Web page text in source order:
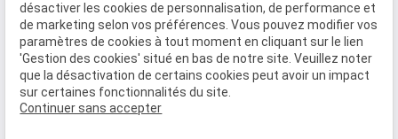
10, chemin de Cassel
59470 BOLLEZEELE
Horaires
09:00 - 17:00
Lundi - Samedi
désactiver les cookies de personnalisation, de performance et
de marketing selon vos préférences. Vous pouvez modifier vos
paramètres de cookies à tout moment en cliquant sur le lien
'Gestion des cookies' situé en bas de notre site. Veuillez noter
que la désactivation de certains cookies peut avoir un impact
sur certaines fonctionnalités du site.
Continuer sans accepter